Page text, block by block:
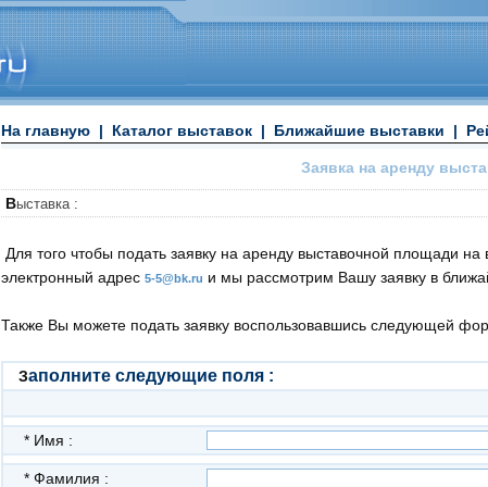
На главную | Каталог выставок | Ближайшие выставки |
Заявка на аренду
Выставка :
Для того чтобы подать заявку на аренду выставочной площади на
электронный адрес 5-5@bk.ru и мы рассмотрим Вашу заявку в
Также Вы можете подать заявку воспользовавшись следующей
Заполните следующие поля :
* Имя :
* Фамилия :